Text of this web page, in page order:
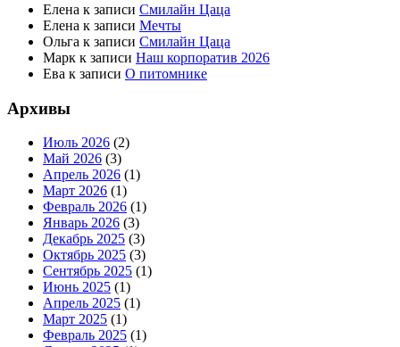
Елена к записи Смилайн Цаца
Елена к записи Мечты
Ольга к записи Смилайн Цаца
Марк к записи Наш корпоратив 2026
Ева к записи О питомнике
Архивы
Июль 2026 (2)
Май 2026 (3)
Апрель 2026 (1)
Март 2026 (1)
Февраль 2026 (1)
Январь 2026 (3)
Декабрь 2025 (3)
Октябрь 2025 (3)
Сентябрь 2025 (1)
Июнь 2025 (1)
Апрель 2025 (1)
Март 2025 (1)
Февраль 2025 (1)